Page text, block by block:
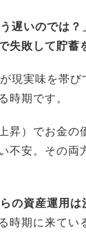
遅いのでは？
失敗して貯蓄
現実味を帯
時期です。
昇）でお金
不安。その両
の資産運用は
時期に来てい